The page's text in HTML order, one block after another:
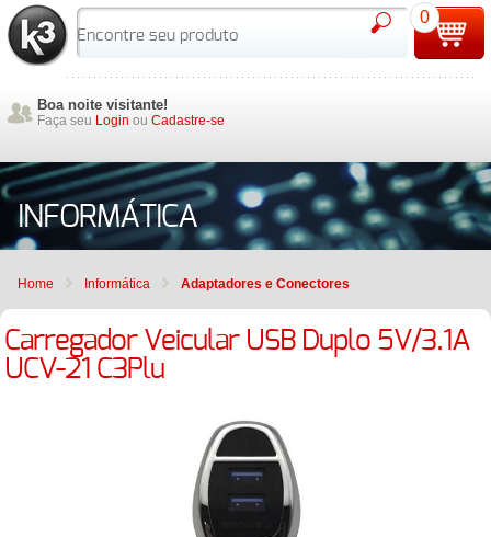
Boa noite visitante!
Faça seu Login ou Cadastre-se
0
INFORMÁTICA
Home Informática Adaptadores e Conectores
Carregador Veicular USB Duplo 5V/3.1A
UCV-21 C3Plu